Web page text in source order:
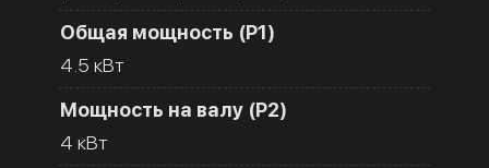
Общая мощность (Р1)
4.5 кВт
Мощность на валу (Р2)
4 кВт